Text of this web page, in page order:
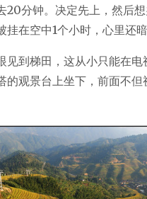
20分钟。决定先上，然后
在空中1个小时，心里还暗
见到梯田，这从小只能在
观景台上坐下，前面不